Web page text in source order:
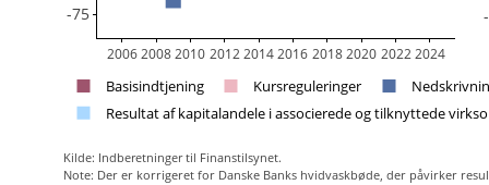
20062008 2010 20122014 2016 20182020 2022 2024
-75
Basisindtjening Kursreguleringer
Resultat af kapitalandele i associerede og tilknyttede
Kilde: Indberetninger til Finanstilsynet.
Note: Der er korrigeret for Danske Banks hvidvaskbøde, der påvirker